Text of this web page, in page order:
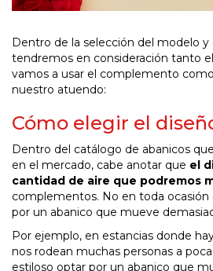
Dentro de la selección del modelo y
tendremos en consideración tanto
vamos a usar el complemento
nuestro atuendo:
Cómo elegir el
Dentro del catálogo de abanicos
en el mercado, cabe anotar que el
cantidad de aire que podremos
complementos. No en toda ocasión
por un abanico que mueve
Por ejemplo, en estancias donde
nos rodean muchas personas a
estiloso optar por un abanico que